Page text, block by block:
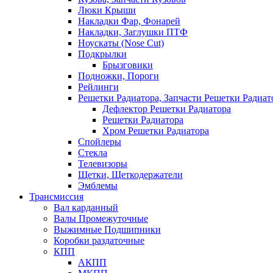
Люки Крыши
Накладки Фар, Фонарей
Накладки, Заглушки ПТФ
Ноускаты (Nose Cut)
Подкрылки
Брызговики
Подножки, Пороги
Рейлинги
Решетки Радиатора, Запчасти Решетки
Дефлектор Решетки Радиатора
Решетки Радиатора
Хром Решетки Радиатора
Спойлеры
Стекла
Телевизоры
Щетки, Щеткодержатели
Эмблемы
Трансмиссия
Вал карданный
Валы Промежуточные
Выжимные Подшипники
Коробки раздаточные
КПП
АКПП